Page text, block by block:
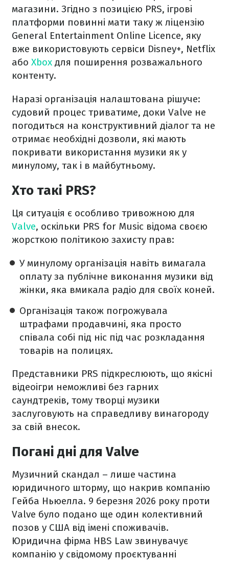
магазини. Згідно з позицією PRS, ігрові
платформи повинні мати таку ж ліцензію
General Entertainment Online Licence, яку
вже використовують сервіси Disney+, Netflix
або Xbox для поширення розважального
контенту.
Наразі організація налаштована рішуче:
судовий процес триватиме, доки Valve не
погодиться на конструктивний діалог та не
отримає необхідні дозволи, які мають
покривати використання музики як у
минулому, так і в майбутньому.
Хто такі PRS?
Ця ситуація є особливо тривожною для
Valve, оскільки PRS for Music відома своєю
жорсткою політикою захисту прав:
У минулому організація навіть вимагала
оплату за публічне виконання музики від
жінки, яка вмикала радіо для своїх коней.
Організація також погрожувала
штрафами продавчині, яка просто
співала собі під ніс під час розкладання
товарів на полицях.
Представники PRS підкреслюють, що якісні
відеоігри неможливі без гарних
саундтреків, тому творці музики
заслуговують на справедливу винагороду
за свій внесок.
Погані дні для Valve
Музичний скандал – лише частина
юридичного шторму, що накрив компанію
Гейба Ньюелла. 9 березня 2026 року проти
Valve було подано ще один колективний
позов у США від імені споживачів.
Юридична фірма HBS Law звинувачує
компанію у свідомому проєктуванні